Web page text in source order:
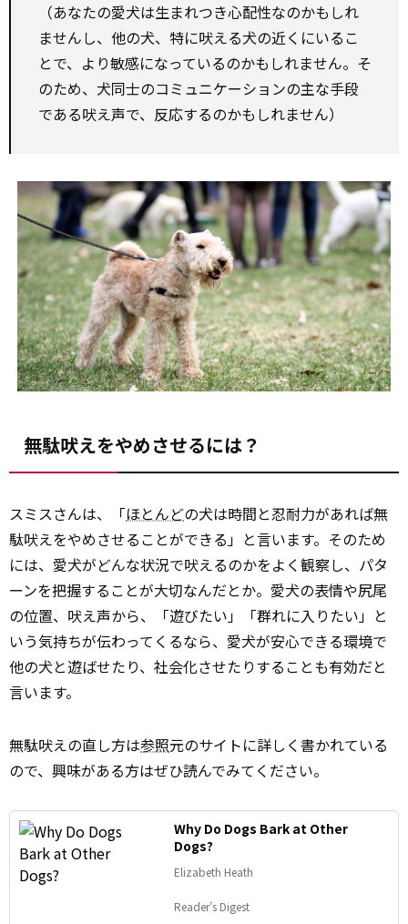
（あなたの愛犬は生まれつき心配性なのかもしれ
ませんし、他の犬、特に吠える犬の近くにいるこ
とで、より敏感になっているのかもしれません。そ
のため、犬同士のコミュニケーションの主な手段
である吠え声で、反応するのかもしれません）
無駄吠えをやめさせるには？
スミスさんは、「ほとんどの犬は時間と忍耐力があれば無
駄吠えをやめさせることができる」と言います。そのため
には、愛犬がどんな状況で吠えるのかをよく観察し、パタ
ーンを把握することが大切なんだとか。愛犬の表情や尻尾
の位置、吠え声から、「遊びたい」「群れに入りたい」と
いう気持ちが伝わってくるなら、愛犬が安心できる環境で
他の犬と遊ばせたり、社会化させたりすることも有効だと
言います。
無駄吠えの直し方は参照元のサイトに詳しく書かれている
ので、興味がある方はぜひ読んでみてください。
Why Do Dogs Bark at Other
Dogs?
Elizabeth Heath
Reader’s Digest